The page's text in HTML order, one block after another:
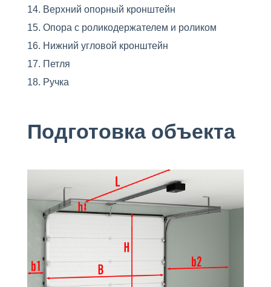
Верхний опорный кронштейн
Опора с роликодержателем и роликом
Нижний угловой кронштейн
Петля
Ручка
Подготовка объекта